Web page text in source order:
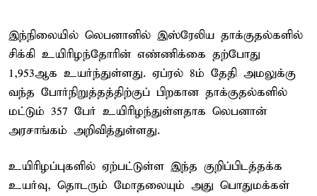
இந்நிலையில் லெபனானில் இஸ்ரேலிய தாக்குதல்களில்
சிக்கி உயிரிழந்தோரின் எண்ணிக்கை தற்போது
1,953ஆக உயர்ந்துள்ளது. ஏப்ரல் 8ம் தேதி அமலுக்கு
வந்த போர்நிறுத்தத்திற்குப் பிறகான தாக்குதல்களில்
மட்டும் 357 பேர் உயிரிழந்துள்ளதாக லெபனான்
அரசாங்கம் அறிவித்துள்ளது.
உயிரிழப்புகளில் ஏற்பட்டுள்ள இந்த குறிப்பிடத்தக்க
உயர்வு, தொடரும் மோதலையும் அது பொதுமக்கள்